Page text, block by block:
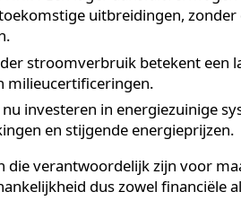
met een laag
UPS-systeem, waardoor
betekent een lagere
jaren loopt dit op tot
Een lager
of toekomstige uitbreidingen,